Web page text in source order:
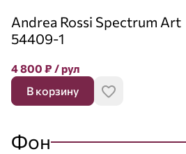
Andrea Rossi Spectrum Art
54409-1
4 800 ₽ / рул
В корзину
Фон